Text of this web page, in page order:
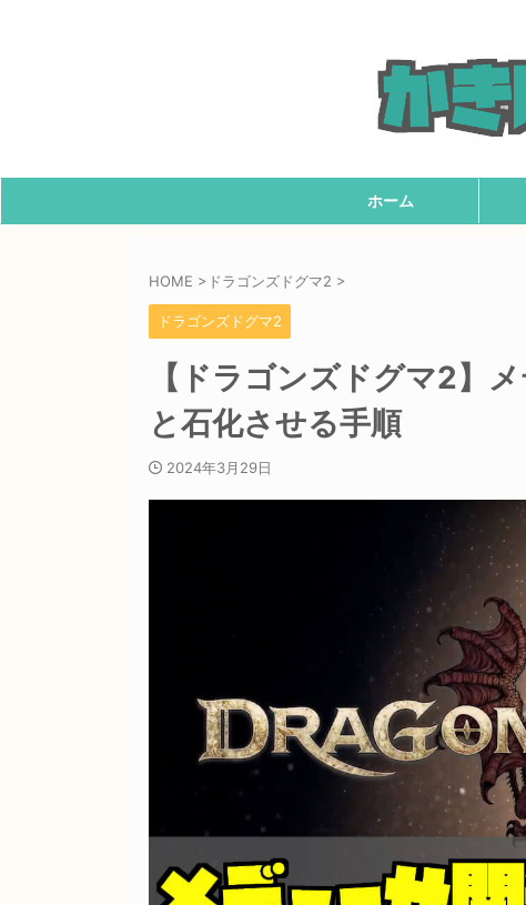
ホーム
HOME > ドラゴンズドグマ2 >
ドラゴンズドグマ2
【ドラゴンズドグマ2】
と石化させる手順
2024年3月29日